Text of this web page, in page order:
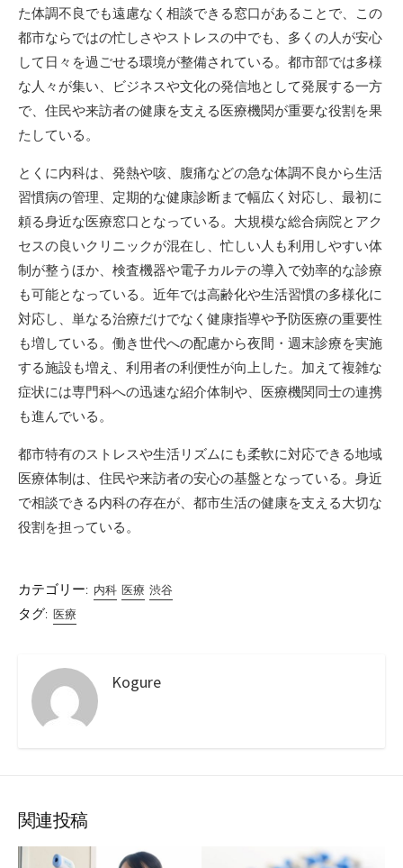
た体調不良でも遠慮なく相談できる窓口があることで、この
都市ならではの忙しさやストレスの中でも、多くの人が安心
して日々を過ごせる環境が整備されている。都市部では多様
な人々が集い、ビジネスや文化の発信地として発展する一方
で、住民や来訪者の健康を支える医療機関が重要な役割を果
たしている。
とくに内科は、発熱や咳、腹痛などの急な体調不良から生活
習慣病の管理、定期的な健康診断まで幅広く対応し、最初に
頼る身近な医療窓口となっている。大規模な総合病院とアク
セスの良いクリニックが混在し、忙しい人も利用しやすい体
制が整うほか、検査機器や電子カルテの導入で効率的な診療
も可能となっている。近年では高齢化や生活習慣の多様化に
対応し、単なる治療だけでなく健康指導や予防医療の重要性
も増している。働き世代への配慮から夜間・週末診療を実施
する施設も増え、利用者の利便性が向上した。加えて複雑な
症状には専門科への迅速な紹介体制や、医療機関同士の連携
も進んでいる。
都市特有のストレスや生活リズムにも柔軟に対応できる地域
医療体制は、住民や来訪者の安心の基盤となっている。身近
で相談できる内科の存在が、都市生活の健康を支える大切な
役割を担っている。
カテゴリー: 内科 医療 渋谷
タグ: 医療
Kogure
関連投稿